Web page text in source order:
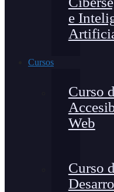
e
Cursos
Curso
Web
Curso